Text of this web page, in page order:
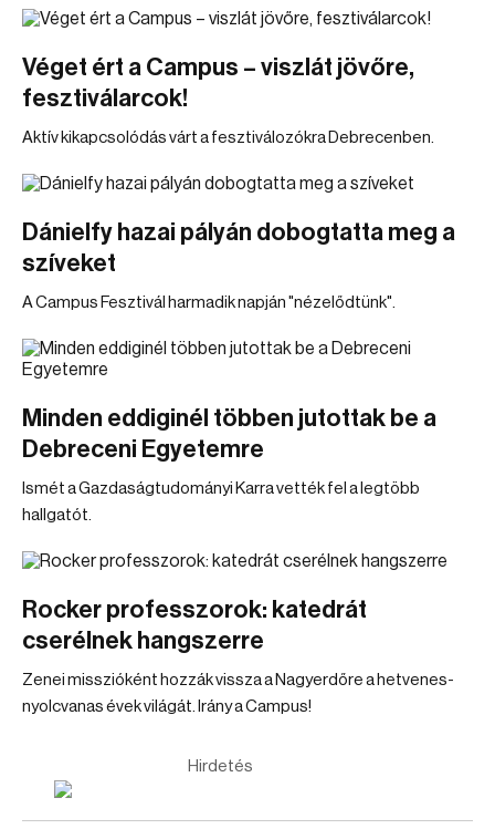
Véget ért a Campus – viszlát jövőre,
fesztiválarcok!
Aktív kikapcsolódás várt a fesztiválozókra Debrecenben.
Dánielfy hazai pályán dobogtatta meg a
szíveket
A Campus Fesztivál harmadik napján "nézelődtünk".
Minden eddiginél többen jutottak be a
Debreceni Egyetemre
Ismét a Gazdaságtudományi Karra vették fel a legtöbb
hallgatót.
Rocker professzorok: katedrát
cserélnek hangszerre
Zenei misszióként hozzák vissza a Nagyerdőre a hetvenes-
nyolcvanas évek világát. Irány a Campus!
Hirdetés